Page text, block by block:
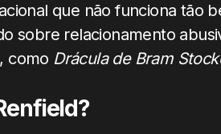
que não funciona tão
sobre relacionamento
como Drácula de Bram